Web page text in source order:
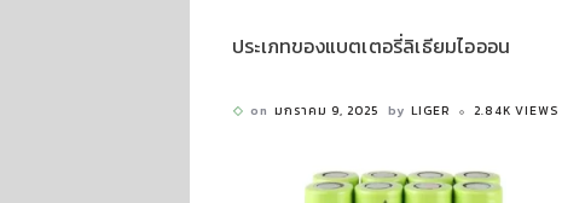
ประเภทของแบตเตอรี่ลิเธียมไอออน
on มกราคม 9, 2025 by LIGER 2.84K VIEWS